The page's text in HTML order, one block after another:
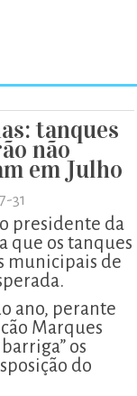
tanques
não
em Julho
31
presidente da
que os tanques
municipais de
ano, perante
Marques
os
do